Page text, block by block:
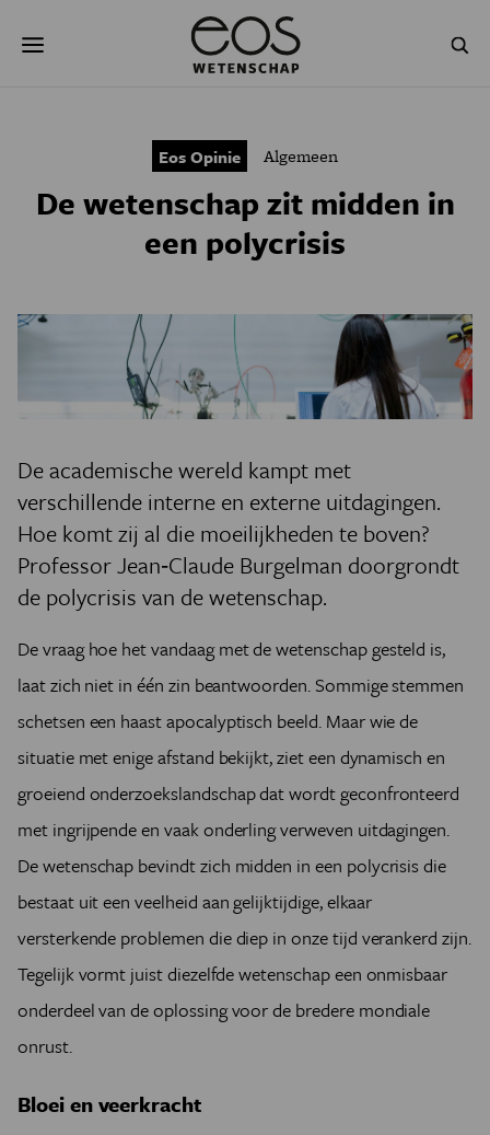
naar
GEZONDHEID
GESCHIEDENIS
PODCAST AGENDA
JONGE UITDAGERS
Eos Opinie Algemeen
De wetenschap zit midden in
een polycrisis
De academische wereld kampt met
verschillende interne en externe uitdagingen.
Hoe komt zij al die moeilijkheden te boven?
Professor Jean‑Claude Burgelman doorgrondt
de polycrisis van de wetenschap.
De vraag hoe het vandaag met de wetenschap gesteld is,
laat zich niet in één zin beantwoorden. Sommige stemmen
schetsen een haast apocalyptisch beeld. Maar wie de
situatie met enige afstand bekijkt, ziet een dynamisch en
groeiend onderzoekslandschap dat wordt geconfronteerd
met ingrijpende en vaak onderling verweven uitdagingen.
De wetenschap bevindt zich midden in een polycrisis die
bestaat uit een veelheid aan gelijktijdige, elkaar
versterkende problemen die diep in onze tijd verankerd zijn.
Tegelijk vormt juist diezelfde wetenschap een onmisbaar
onderdeel van de oplossing voor de bredere mondiale
onrust.
Bloei en veerkracht